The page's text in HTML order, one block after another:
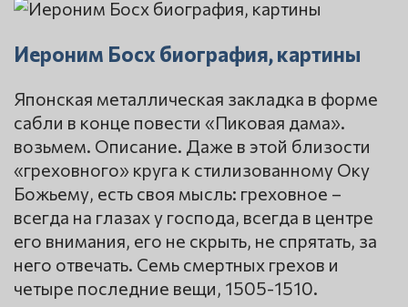
Иероним Босх биография, картины
Японская металлическая закладка в форме
сабли в конце повести «Пиковая дама».
возьмем. Описание. Даже в этой близости
«греховного» круга к стилизованному Оку
Божьему, есть своя мысль: греховное –
всегда на глазах у господа, всегда в центре
его внимания, его не скрыть, не спрятать, за
него отвечать. Семь смертных грехов и
четыре последние вещи, 1505-1510.